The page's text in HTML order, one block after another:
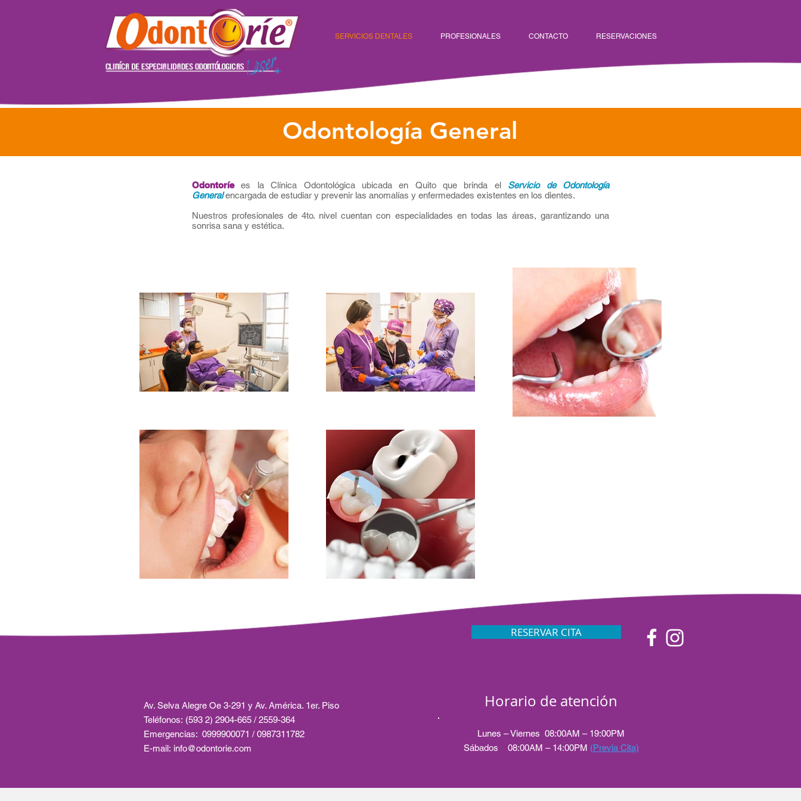
SERVICIOS DENTALES PROFESIONALES CONTACTO RESERVACIONES
Odontología General
Odontoríees la Clínica Odontológica ubicada en Quito que brinda el Servicio de Odontología
Generalencargada de estudiar y prevenir las anomalías y enfermedades existentes en los dientes.
Nuestros profesionales de 4to. nivel cuentan con especialidades en todas las áreas, garantizando una
sonrisa sana y estética.
RESERVAR CITA
Av. Selva Alegre Oe 3-291 y Av. América. 1er. Piso
Teléfonos: (593 2) 2904-665 / 2559-364
Emergencias: 0999900071 / 0987311782
E-mail: info@odontorie.com
Horario de atención
Lunes – Viernes 08:00AM – 19:00PM
Sábados 08:00AM – 14:00PM (Previa Cita)